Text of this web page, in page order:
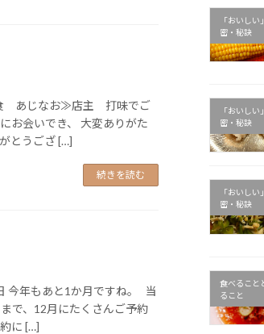
あじなお≫店主 打味でご
お会いでき、 大変ありがた
とうござ […]
続きを読む
今年もあと1か月ですね。 当
、12月にたくさんご予約
に […]
「おいしい
密・秘訣
「おいしい
密・秘訣
「おいしい
密・秘訣
食べること
ること